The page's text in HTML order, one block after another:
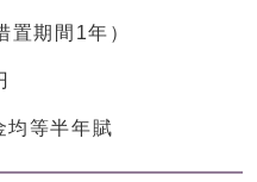
置期間1年）
均等半年賦